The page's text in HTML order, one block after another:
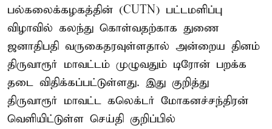
பல்கலைக்கழகத்தின் (CUTN) பட்டமளிப்பு
விழாவில் கலந்து கொள்வதற்காக துணை
ஜனாதிபதி வருகைதரவுள்ளதால் அன்றைய தினம்
திருவாரூர் மாவட்டம் முழுவதும் டிரோன் பறக்க
தடை விதிக்கப்பட்டுள்ளது. இது குறித்து
திருவாரூர் மாவட்ட கலெக்டர் மோகனச்சந்திரன்
வெளியிட்டுள்ள செய்தி குறிப்பில்